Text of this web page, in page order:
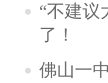
“不建议
了！
佛山一